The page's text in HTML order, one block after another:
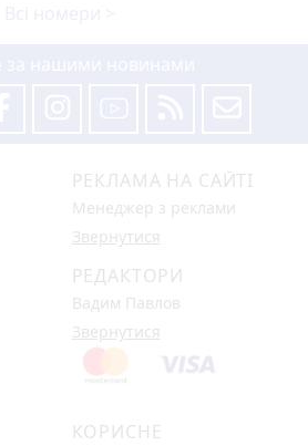
РЕКЛАМА НА САЙТІ
Менеджер з реклами
Звернутися
РЕДАКТОРИ
Вадим Павлов
Звернутися
КОРИСНЕ